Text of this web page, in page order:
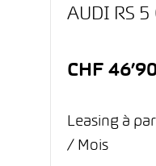
AUDI RS 5
CHF
Leasing à
/ Mois